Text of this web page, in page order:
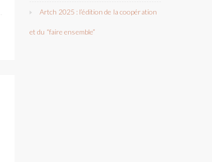
Artch 2025 : l’édition de la coopération
et du “faire ensemble”